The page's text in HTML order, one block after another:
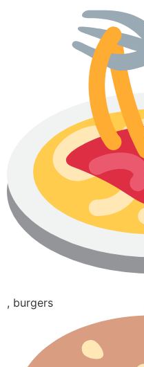
, burgers